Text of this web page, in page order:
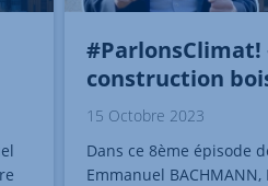
#ParlonsClimat!
construction
15 Octobre 2023
Dans ce 8ème épisode
Emmanuel